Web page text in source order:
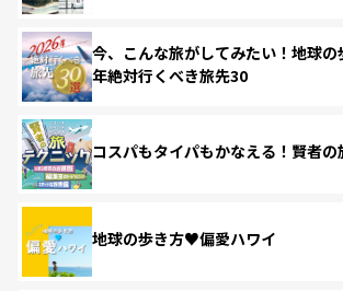
今、こんな旅がしてみたい！地球
年絶対行くべき旅先30
コスパもタイパもかなえる！賢者の
地球の歩き方♥偏愛ハワイ